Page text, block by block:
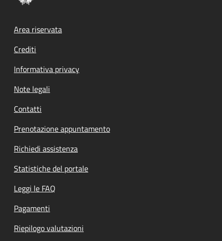
Footer menu
Area riservata
Crediti
Informativa privacy
Note legali
Contatti
Prenotazione appuntamento
Richiedi assistenza
Statistiche del portale
Leggi le FAQ
Pagamenti
Riepilogo valutazioni